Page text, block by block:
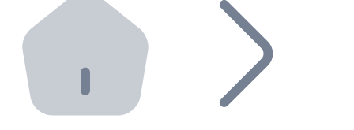
Bitnovo ATM
Integra un ATM Bitnovo en tu negocio y permite que
Bitnovo API
Integra nuestra API en tu ecosistema.